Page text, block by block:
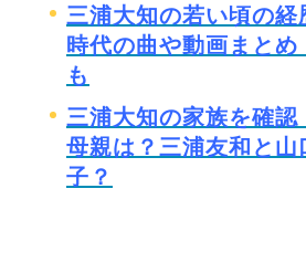
三浦大知の若い頃の
時代の曲や動画まと
も
三浦大知の家族を確認
母親は？三浦友和と山
子？